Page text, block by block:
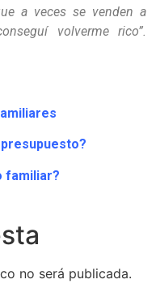
a veces se venden a
volverme rico”.
familiar?
no será publicada.